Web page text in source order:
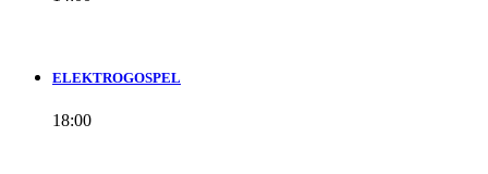
ELEKTROGOSPEL
18:00